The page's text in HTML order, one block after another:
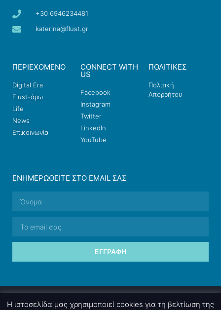
+30 6946234481
katerina@flust.gr
ΠΕΡΙΕΧΟΜΕΝΟ
Digital Era
Flust-άρω
Life
News
Επικοινωνία
CONNECT WITH
US
Facebook
Instagram
Twitter
LinkedIn
YouTube
ΠΟΛΙΤΙΚΕΣ
Πολιτική
Απορρήτου
ΕΝΗΜΕΡΩΘΕΊΤΕ ΣΤΟ EMAIL ΣΑΣ
ΕΓΓΡΑΦΉ
Η ιστοσελίδα μας χρησιμοποιεί cookies για τη βελτίωση της